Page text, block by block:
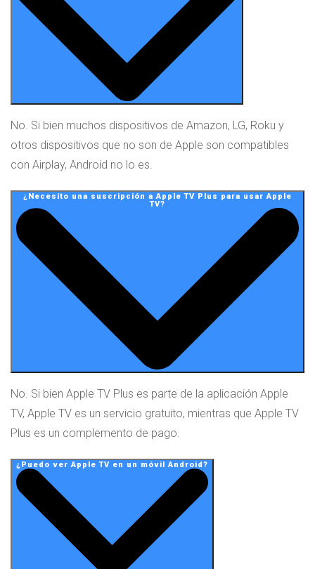
No. Si bien muchos dispositivos de Amazon, LG, Roku y
otros dispositivos que no son de Apple son compatibles
con Airplay, Android no lo es.
¿Necesito una suscripción a Apple TV Plus para usar Apple
TV?
No. Si bien Apple TV Plus es parte de la aplicación Apple
TV, Apple TV es un servicio gratuito, mientras que Apple TV
Plus es un complemento de pago.
¿Puedo ver Apple TV en un móvil Android?